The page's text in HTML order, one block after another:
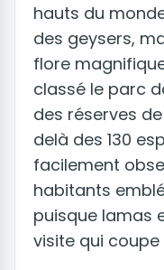
hauts du
des geysers,
flore
classé le parc
des réserves de
delà des 130
facilement
habitants
puisque lamas
visite qui